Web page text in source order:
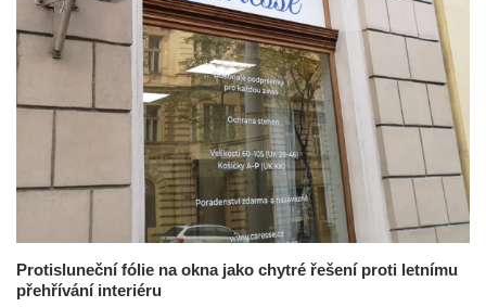
Protisluneční fólie na okna jako chytré řešení proti letnímu
přehřívání interiéru